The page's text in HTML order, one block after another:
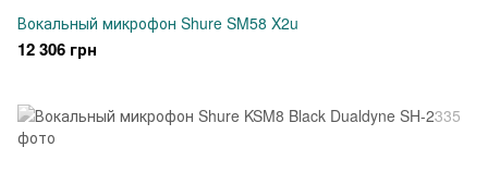
Вокальный микрофон Shure SM58 X2u
12 306 грн